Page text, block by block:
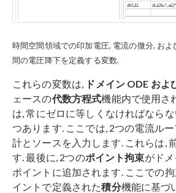
時間空間領域での印加電圧, 電流の微分, お
間の電圧降下を定義する変数.
これらの変数は, ドメイン ODE およ
ェースの代数方程式機能内で使用さ
は, 常にゼロに等しくなければなら
つあります. ここでは, 2つの電流ル
計とソースを入力します. これらは,
す. 最後に, 2つのポイント拘束がド
ポイントに追加されます. ここでの
イントで定義された積分機能に基づ